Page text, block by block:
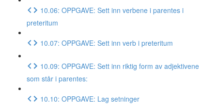
10.06: OPPGAVE: Sett inn verbene i parentes i
preteritum
10.07: OPPGAVE: Sett inn verb i preteritum
10.09: OPPGAVE: Sett inn riktig form av adjektivene
som står i parentes:
10.10: OPPGAVE: Lag setninger